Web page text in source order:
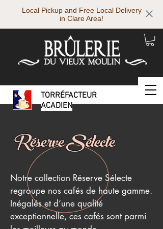
Local Pickup and Free Local Delivery
in Clare Area!
TORRÉFACTEUR
ACADIEN
Réserve Sélecte
Notre collection Réserve Sélecte
regroupe nos cafés de haute gamme.
Inégalés et d’une qualité
exceptionnelle, ces cafés sont parmi